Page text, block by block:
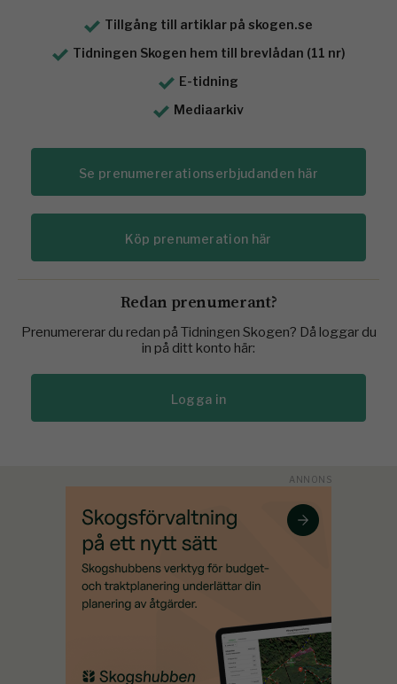
Tillgång till artiklar på skogen.se
Tidningen Skogen hem till brevlådan (11 nr)
E-tidning
Mediaarkiv
Se prenumererationserbjudanden här
Köp prenumeration här
Redan prenumerant?
Prenumererar du redan på Tidningen Skogen? Då loggar du
in på ditt konto här:
Logga in